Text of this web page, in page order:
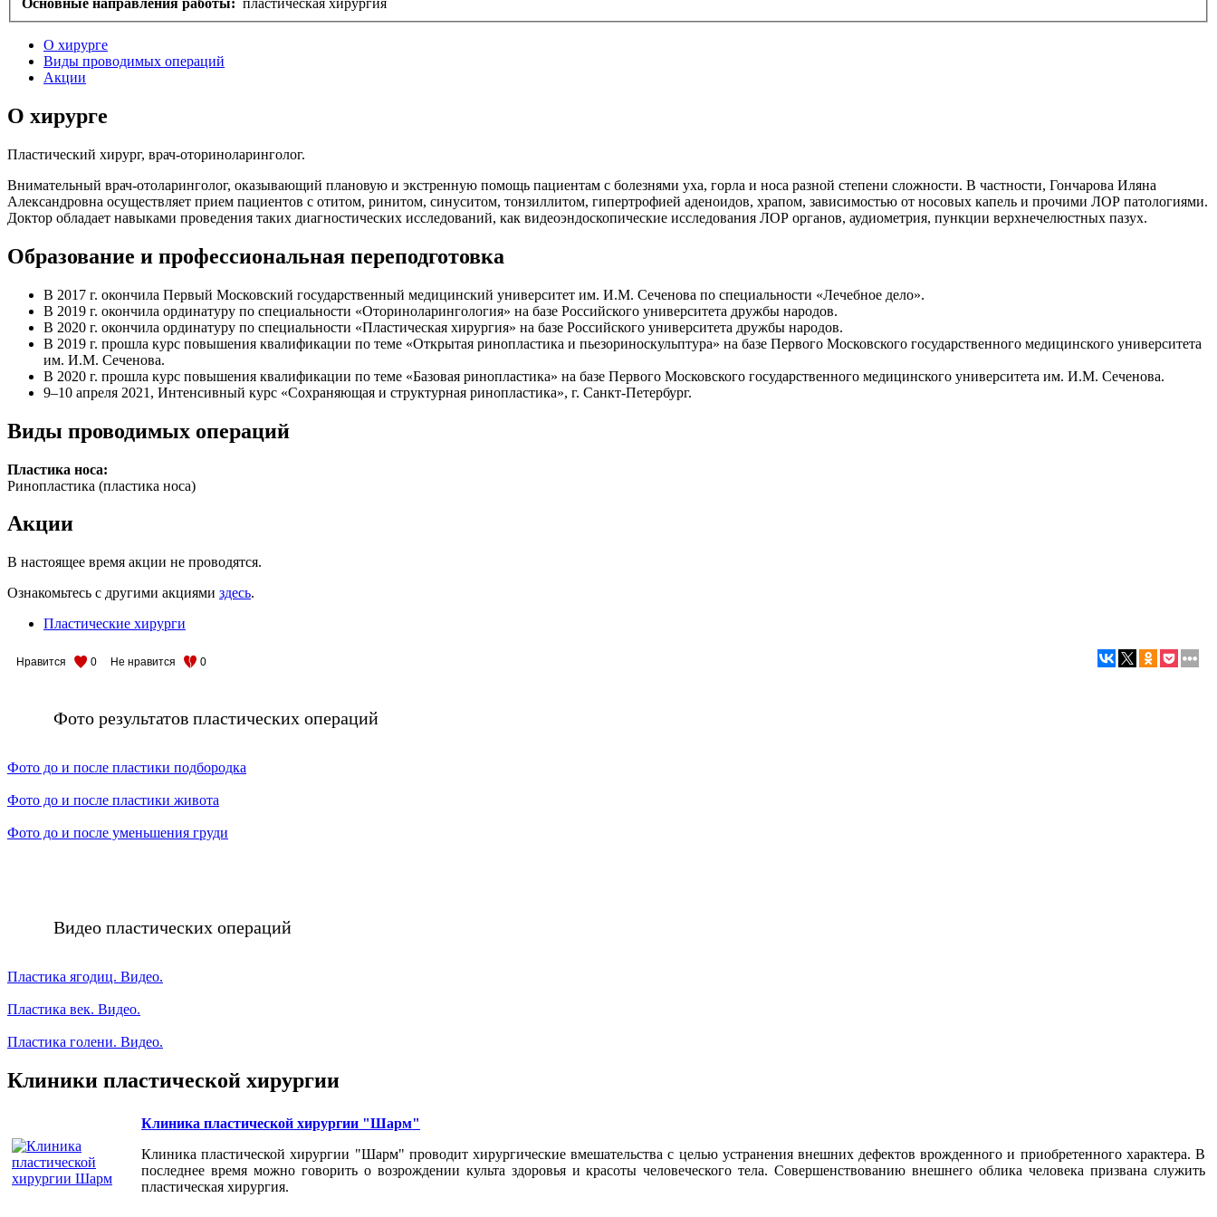
Основные направления работы: пластическая хирургия
О хирурге
Виды проводимых операций
Акции
О хирурге
Пластический хирург, врач-оториноларинголог.
Внимательный врач-отоларинголог, оказывающий плановую и экстренную помощь пациентам с болезнями уха, горла и носа разной степени сложности. В частности, Гончарова Иляна
Александровна осуществляет прием пациентов с отитом, ринитом, синуситом, тонзиллитом, гипертрофией аденоидов, храпом, зависимостью от носовых капель и прочими ЛОР патологиями.
Доктор обладает навыками проведения таких диагностических исследований, как видеоэндоскопические исследования ЛОР органов, аудиометрия, пункции верхнечелюстных пазух.
Образование и профессиональная переподготовка
В 2017 г. окончила Первый Московский государственный медицинский университет им. И.М. Сеченова по специальности «Лечебное дело».
В 2019 г. окончила ординатуру по специальности «Оториноларингология» на базе Российского университета дружбы народов.
В 2020 г. окончила ординатуру по специальности «Пластическая хирургия» на базе Российского университета дружбы народов.
В 2019 г. прошла курс повышения квалификации по теме «Открытая ринопластика и пьезориноскульптура» на базе Первого Московского государственного медицинского университета
им. И.М. Сеченова.
В 2020 г. прошла курс повышения квалификации по теме «Базовая ринопластика» на базе Первого Московского государственного медицинского университета им. И.М. Сеченова.
9–10 апреля 2021, Интенсивный курс «Сохраняющая и структурная ринопластика», г. Санкт-Петербург.
Виды проводимых операций
Пластика носа:
Ринопластика (пластика носа)
Акции
В настоящее время акции не проводятся.
Ознакомьтесь с другими акциями здесь.
Пластические хирурги
Нравится 0 Не нравится 0
Фото результатов пластических операций
Фото до и после пластики подбородка
Фото до и после пластики живота
Фото до и после уменьшения груди
Видео пластических операций
Пластика ягодиц. Видео.
Пластика век. Видео.
Пластика голени. Видео.
Клиники пластической хирургии
Клиника пластической хирургии "Шарм"
Клиника пластической хирургии "Шарм" проводит хирургические вмешательства с целью устранения внешних дефектов врожденного и приобретенного характера. В
последнее время можно говорить о возрождении культа здоровья и красоты человеческого тела. Совершенствованию внешнего облика человека призвана служить
пластическая хирургия.